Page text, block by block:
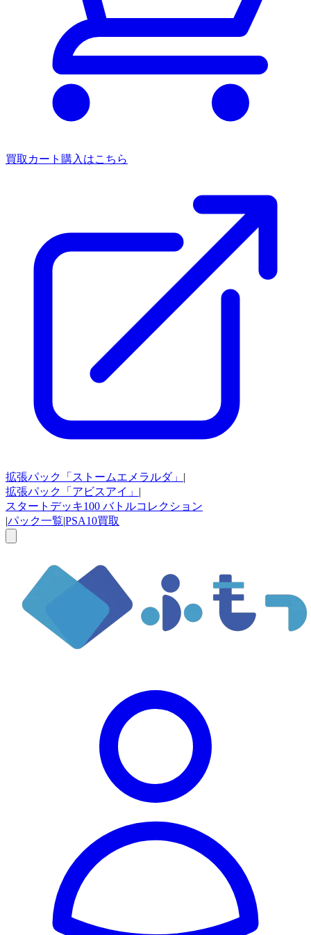
買取カート 購入はこちら
拡張パック 「ストームエメラルダ」 |
拡張パック
「アビスアイ」 |
スタートデッキ100 バトルコレクション
|パック一覧|PSA10買取